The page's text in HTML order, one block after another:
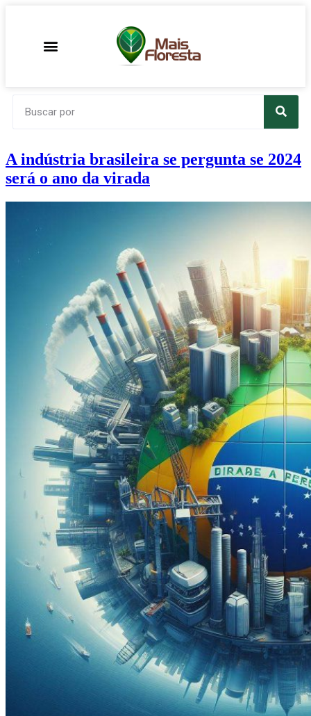
A indústria brasileira se pergunta se 2024
será o ano da virada